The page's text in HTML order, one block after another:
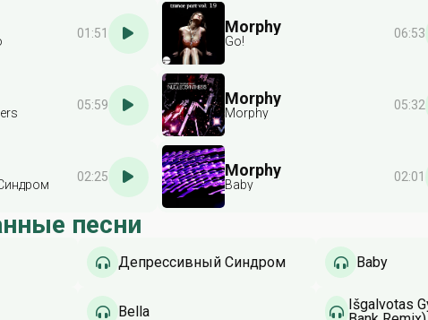
01:51 Morphy
Go!
06:53
05:59 Morphy
Morphy
05:32
02:25 Morphy
Baby
02:01
песни
Депрессивный Синдром Baby
Bella
Išgalvotas